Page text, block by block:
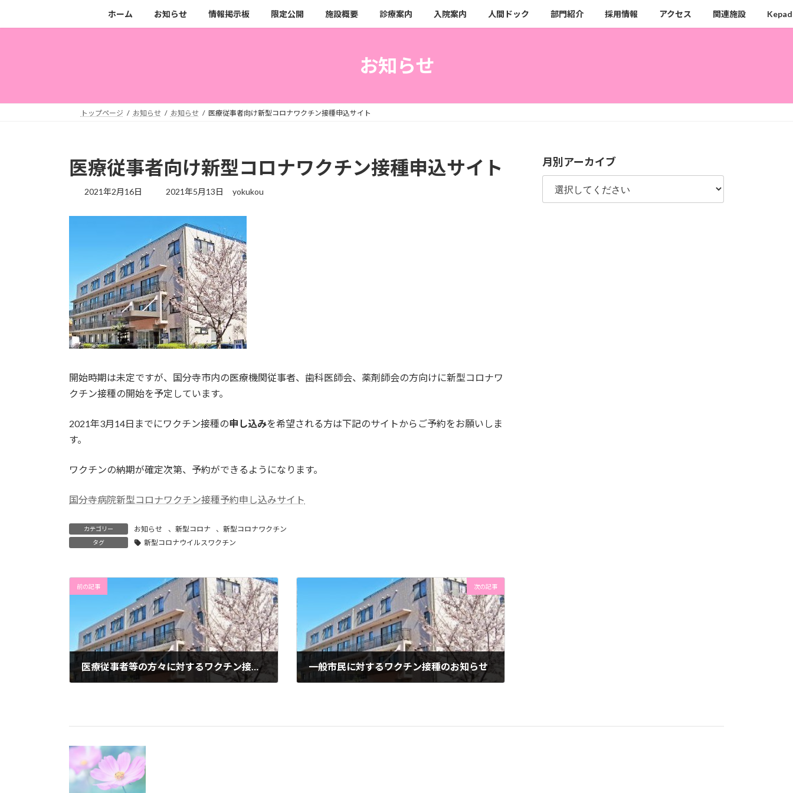
キ
に
ホーム お知らせ 情報掲示板 限定公開 施設概要 診療案内 入院案内 人間ドック 部門紹介 採用情報 アクセス 関連施設
お知らせ
トップページ お知らせ お知らせ 医療従事者向け新型コロナワクチン接種申込サイト
医療従事者向け新型コロナワクチン接種申込サイト
2021年2月16日
最
更
新
日
時
:
2021年5月13日 yokukou
開始時期は未定ですが、国分寺市内の医療機関従事者、歯科医師会、薬剤師会の方向けに新型コロナワ
クチン接種の開始を予定しています。
2021年3月14日までにワクチン接種の申し込みを希望される方は下記のサイトからご予約をお願いしま
す。
ワクチンの納期が確定次第、予約ができるようになります。
国分寺病院新型コロナワクチン接種予約申し込みサイト
カテゴリー お知らせ 、 新型コロナ 、新型コロナワクチン
タグ 新型コロナウイルスワクチン
前の記事
医療従事者等の方々に対するワクチン接種のお知らせ
次の記事
一般市民に対するワクチン接種のお知らせ
月別アーカイブ